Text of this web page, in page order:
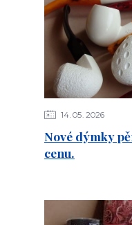
14 05 2026
Nové dýmky
cenu.